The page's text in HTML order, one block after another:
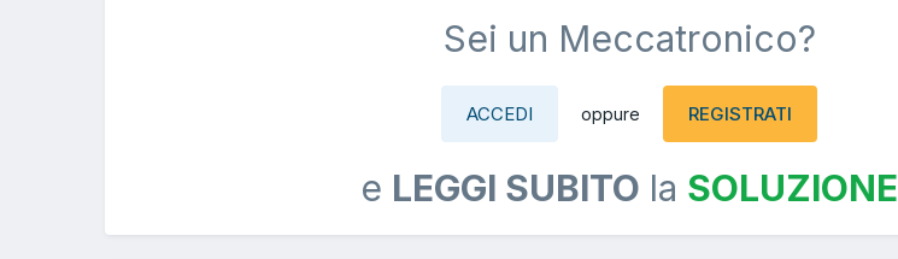
Sei un Meccatronico?
ACCEDI oppure REGISTRATI
e LEGGI SUBITO la SOLUZIONE